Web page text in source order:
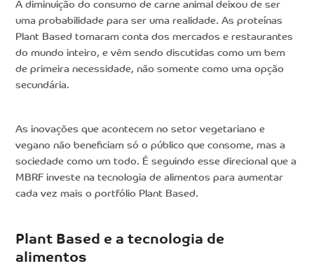
A diminuição do consumo de carne animal deixou de ser
uma probabilidade para ser uma realidade. As proteínas
Plant Based tomaram conta dos mercados e restaurantes
do mundo inteiro, e vêm sendo discutidas como um bem
de primeira necessidade, não somente como uma opção
secundária.
As inovações que acontecem no setor vegetariano e
vegano não beneficiam só o público que consome, mas a
sociedade como um todo. É seguindo esse direcional que a
MBRF investe na tecnologia de alimentos para aumentar
cada vez mais o portfólio Plant Based.
Plant Based e a tecnologia de
alimentos